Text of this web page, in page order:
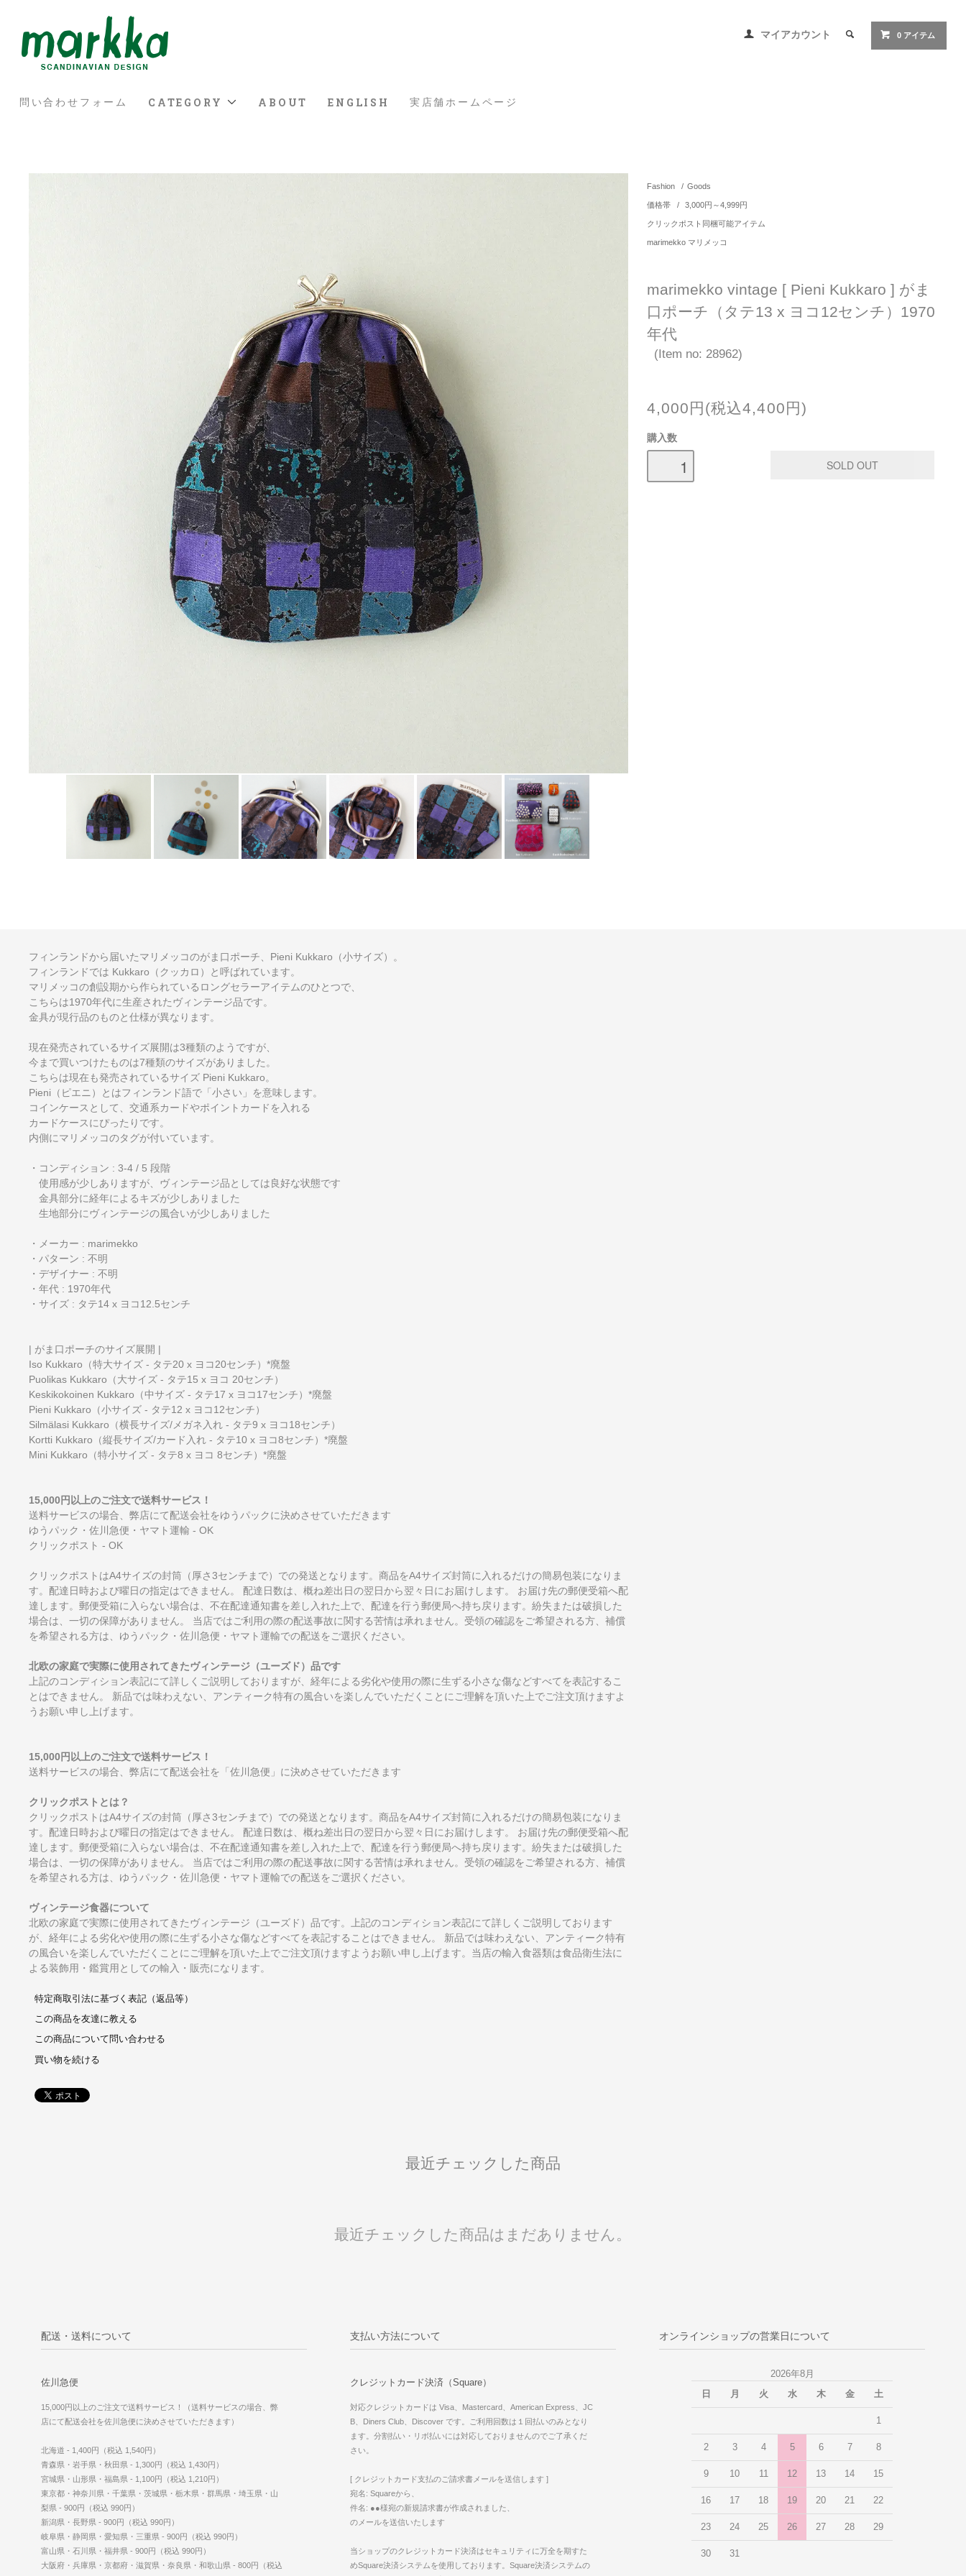
マイアカウント 0 アイテム
問い合わせフォーム CATEGORY ABOUT ENGLISH 実店舗ホームページ
Fashion / Goods
価格帯 / 3,000円～4,999円
クリックポスト同梱可能アイテム
marimekko マリメッコ
marimekko vintage [ Pieni Kukkaro ] がま
口ポーチ（タテ13 x ヨコ12センチ）1970
年代
(Item no: 28962)
4,000円(税込4,400円)
購入数
フィンランドから届いたマリメッコのがま口ポーチ、Pieni Kukkaro（小サイズ）。
フィンランドでは Kukkaro（クッカロ）と呼ばれています。
マリメッコの創設期から作られているロングセラーアイテムのひとつで、
こちらは1970年代に生産されたヴィンテージ品です。
金具が現行品のものと仕様が異なります。
現在発売されているサイズ展開は3種類のようですが、
今まで買いつけたものは7種類のサイズがありました。
こちらは現在も発売されているサイズ Pieni Kukkaro。
Pieni（ピエニ）とはフィンランド語で「小さい」を意味します。
コインケースとして、交通系カードやポイントカードを入れる
カードケースにぴったりです。
内側にマリメッコのタグが付いています。
・コンディション : 3-4 / 5 段階
使用感が少しありますが、ヴィンテージ品としては良好な状態です
金具部分に経年によるキズが少しありました
生地部分にヴィンテージの風合いが少しありました
・メーカー : marimekko
・パターン : 不明
・デザイナー : 不明
・年代 : 1970年代
・サイズ : タテ14 x ヨコ12.5センチ
| がま口ポーチのサイズ展開 |
Iso Kukkaro（特大サイズ - タテ20 x ヨコ20センチ）*廃盤
Puolikas Kukkaro（大サイズ - タテ15 x ヨコ 20センチ）
Keskikokoinen Kukkaro（中サイズ - タテ17 x ヨコ17センチ）*廃盤
Pieni Kukkaro（小サイズ - タテ12 x ヨコ12センチ）
Silmälasi Kukkaro（横長サイズ/メガネ入れ - タテ9 x ヨコ18センチ）
Kortti Kukkaro（縦長サイズ/カード入れ - タテ10 x ヨコ8センチ）*廃盤
Mini Kukkaro（特小サイズ - タテ8 x ヨコ 8センチ）*廃盤
15,000円以上のご注文で送料サービス！
送料サービスの場合、弊店にて配送会社をゆうパックに決めさせていただきます
ゆうパック・佐川急便・ヤマト運輸 - OK
クリックポスト - OK
クリックポストはA4サイズの封筒（厚さ3センチまで）での発送となります。商品をA4サイズ封筒に入れるだけの簡易包装になりま
す。配達日時および曜日の指定はできません。 配達日数は、概ね差出日の翌日から翌々日にお届けします。 お届け先の郵便受箱へ配
達します。郵便受箱に入らない場合は、不在配達通知書を差し入れた上で、配達を行う郵便局へ持ち戻ります。紛失または破損した
場合は、一切の保障がありません。 当店ではご利用の際の配送事故に関する苦情は承れません。受領の確認をご希望される方、補償
を希望される方は、ゆうパック・佐川急便・ヤマト運輸での配送をご選択ください。
北欧の家庭で実際に使用されてきたヴィンテージ（ユーズド）品です
上記のコンディション表記にて詳しくご説明しておりますが、経年による劣化や使用の際に生ずる小さな傷などすべてを表記するこ
とはできません。 新品では味わえない、アンティーク特有の風合いを楽しんでいただくことにご理解を頂いた上でご注文頂けますよ
うお願い申し上げます。
15,000円以上のご注文で送料サービス！
送料サービスの場合、弊店にて配送会社を「佐川急便」に決めさせていただきます
クリックポストとは？
クリックポストはA4サイズの封筒（厚さ3センチまで）での発送となります。商品をA4サイズ封筒に入れるだけの簡易包装になりま
す。配達日時および曜日の指定はできません。 配達日数は、概ね差出日の翌日から翌々日にお届けします。 お届け先の郵便受箱へ配
達します。郵便受箱に入らない場合は、不在配達通知書を差し入れた上で、配達を行う郵便局へ持ち戻ります。紛失または破損した
場合は、一切の保障がありません。 当店ではご利用の際の配送事故に関する苦情は承れません。受領の確認をご希望される方、補償
を希望される方は、ゆうパック・佐川急便・ヤマト運輸での配送をご選択ください。
ヴィンテージ食器について
北欧の家庭で実際に使用されてきたヴィンテージ（ユーズド）品です。上記のコンディション表記にて詳しくご説明しております
が、経年による劣化や使用の際に生ずる小さな傷などすべてを表記することはできません。 新品では味わえない、アンティーク特有
の風合いを楽しんでいただくことにご理解を頂いた上でご注文頂けますようお願い申し上げます。当店の輸入食器類は食品衛生法に
よる装飾用・鑑賞用としての輸入・販売になります。
特定商取引法に基づく表記（返品等）
この商品を友達に教える
この商品について問い合わせる
買い物を続ける
最近チェックした商品
最近チェックした商品はまだありません。
配送・送料について
佐川急便
15,000円以上のご注文で送料サービス！（送料サービスの場合、弊
店にて配送会社を佐川急便に決めさせていただきます）
北海道 - 1,400円（税込 1,540円）
青森県・岩手県・秋田県 - 1,300円（税込 1,430円）
宮城県・山形県・福島県 - 1,100円（税込 1,210円）
東京都・神奈川県・千葉県・茨城県・栃木県・群馬県・埼玉県・山
梨県 - 900円（税込 990円）
新潟県・長野県 - 900円（税込 990円）
岐阜県・静岡県・愛知県・三重県 - 900円（税込 990円）
富山県・石川県・福井県 - 900円（税込 990円）
大阪府・兵庫県・京都府・滋賀県・奈良県・和歌山県 - 800円（税込
支払い方法について
クレジットカード決済（Square）
対応クレジットカードは Visa、Mastercard、American Express、JC
B、Diners Club、Discover です。ご利用回数は１回払いのみとなり
ます。分割払い・リボ払いには対応しておりませんのでご了承くだ
さい。
[ クレジットカード支払のご請求書メールを送信します ]
宛名: Squareから、
件名: ●●様宛の新規請求書が作成されました、
のメールを送信いたします
当ショップのクレジットカード決済はセキュリティに万全を期すた
めSquare決済システムを使用しております。Square決済システムの
オンラインショップの営業日について
2026年8月
日
月 火 水 木 金 土
1
2 3 4 5 6 7 8
9 10 11 12 13 14 15
16 17 18 19 20 21 22
23 24 25 26 27 28 29
30 31